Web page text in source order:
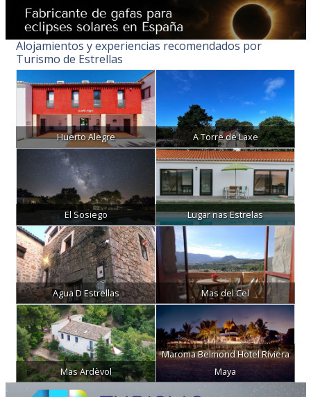
Alojamientos y experiencias recomendados por
Turismo de Estrellas
Huerto Alegre A Torre de Laxe
El Sosiego Lugar nas Estrelas
Agua D Estrellas Mas del Cel
Mas Ardèvol
Maroma Belmond Hotel Riviera
Maya